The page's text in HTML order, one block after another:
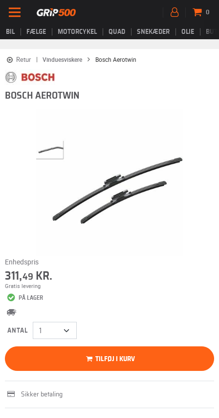
BIL FÆLGE MOTORCYKEL QUAD SNEKÆDER OLIE
0
Retur Vinduesviskere Bosch Aerotwin
BOSCH AEROTWIN
Enhedspris
311,49 KR.
Gratis levering
PÅ LAGER
ANTAL
TILFØJ I KURV
Sikker betaling